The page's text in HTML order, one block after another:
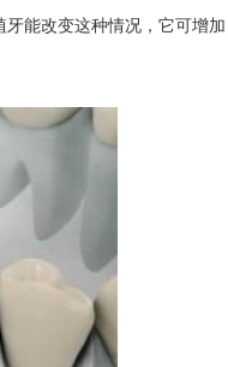
能改变这种情况，它可增加